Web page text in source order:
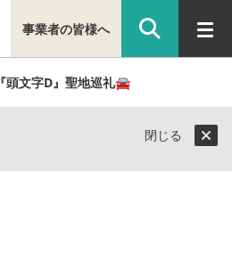
『頭文字D』聖地巡礼🚘
事業者の皆様へ
閉じる